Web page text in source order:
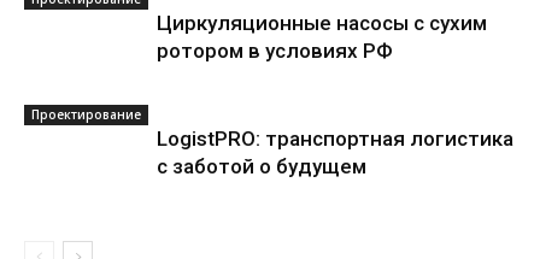
Циркуляционные насосы с сухим
ротором в условиях РФ
Проектирование
LogistPRO: транспортная логистика
с заботой о будущем